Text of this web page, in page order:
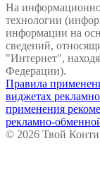
На
технологии
информации на
сведений,
"Интернет",
Федерации).
Правила
виджетах
применения
рекламно-
© 2026 Твой